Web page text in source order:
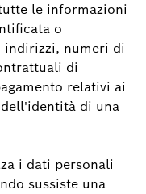
le informazioni
o
indirizzi, numeri di
di
relativi ai
di una
i dati personali
sussiste una